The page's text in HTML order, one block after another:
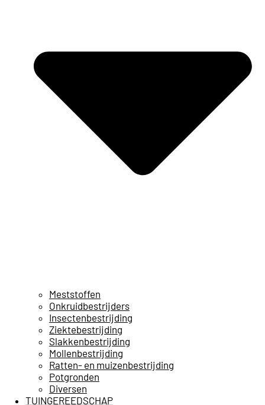
Meststoffen
Onkruidbestrijders
Insectenbestrijding
Ziektebestrijding
Slakkenbestrijding
Mollenbestrijding
Ratten- en muizenbestrijding
Potgronden
Diversen
TUINGEREEDSCHAP